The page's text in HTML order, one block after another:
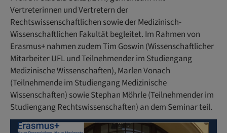
Vertreterinnen und Vertretern der
Rechtswissenschaftlichen sowie der Medizinisch-
Wissenschaftlichen Fakultät begleitet. Im Rahmen von
Erasmus+ nahmen zudem Tim Goswin (Wissenschaftlicher
Mitarbeiter UFL und Teilnehmender im Studiengang
Medizinische Wissenschaften), Marlen Vonach
(Teilnehmende im Studiengang Medizinische
Wissenschaften) sowie Stephan Möhrle (Teilnehmender im
Studiengang Rechtswissenschaften) an dem Seminar teil.